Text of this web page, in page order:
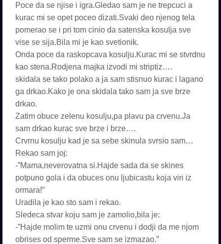
Poce da se njise i igra.Gledao sam je ne trepcuci a
kurac mi se opet poceo dizati.Svaki deo njenog tela
pomerao se i pri tom cinio da satenska kosulja sve
vise se sija.Bila mi je kao svetionik.
Onda poce da raskopcava kosulju.Kurac mi se stvrdnu
kao stena.Rodjena majka izvodi mi striptiz….
skidala se tako polako a ja sam stisnuo kurac i lagano
ga drkao.Kako je ona skidala tako sam ja sve brze
drkao.
Zatim obuce zelenu kosulju,pa plavu pa crvenu.Ja
sam drkao kurac sve brze i brze….
Crvrnu kosulju kad je sa sebe skinula svrsio sam…
Rekao sam joj:
-”Mama,neverovatna si.Hajde sada da se skines
potpuno gola i da obuces onu ljubicastu koja viri iz
ormara!”
Uradila je kao sto sam i rekao.
Sledeca stvar koju sam je zamolio,bila je:
-”Hajde molim te uzmi onu crvenu i dodji da me njom
obrises od sperme.Sve sam se izmazao.”